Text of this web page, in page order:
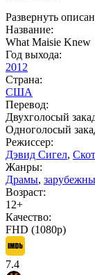
Развернуть
Название:
What Maisie Knew
Год выхода:
2012
Страна:
США
Перевод:
Двухголосый
Одноголосый
Режиссер:
Дэвид Сигел,
Жанры:
Драмы,
Возраст:
12+
Качество:
FHD (1080p)
7.4